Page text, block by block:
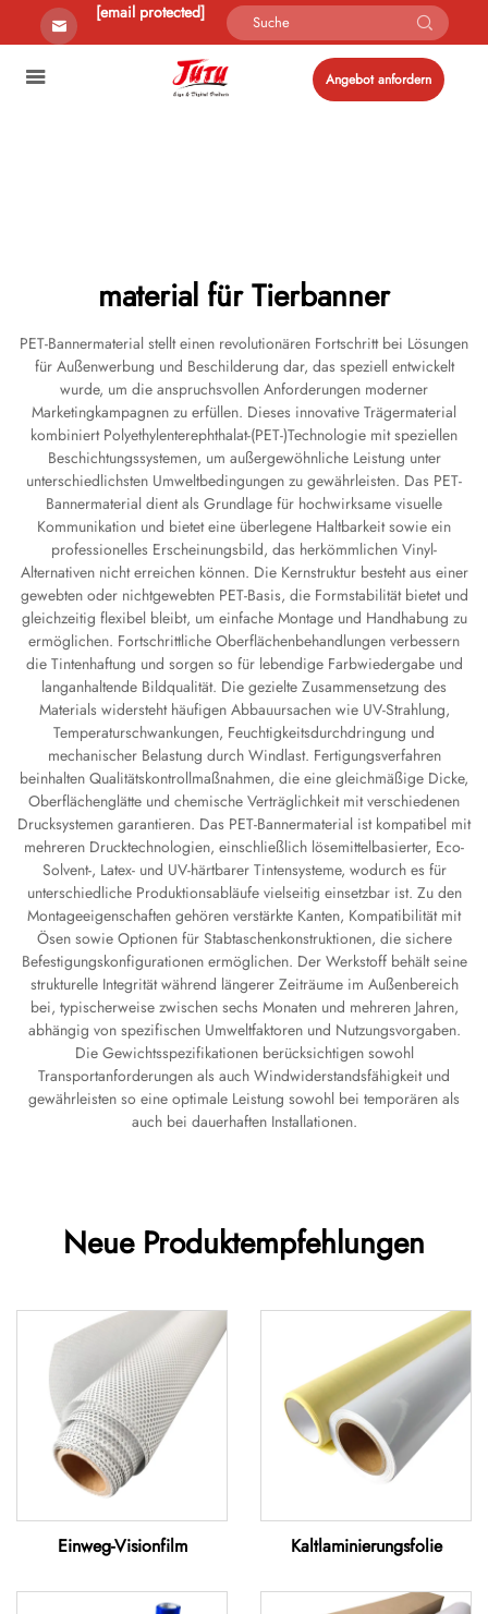
[email protected]
Angebot anfordern
material für Tierbanner
PET-Bannermaterial stellt einen revolutionären Fortschritt bei Lösungen
für Außenwerbung und Beschilderung dar, das speziell entwickelt
wurde, um die anspruchsvollen Anforderungen moderner
Marketingkampagnen zu erfüllen. Dieses innovative Trägermaterial
kombiniert Polyethylenterephthalat-(PET-)Technologie mit speziellen
Beschichtungssystemen, um außergewöhnliche Leistung unter
unterschiedlichsten Umweltbedingungen zu gewährleisten. Das PET-
Bannermaterial dient als Grundlage für hochwirksame visuelle
Kommunikation und bietet eine überlegene Haltbarkeit sowie ein
professionelles Erscheinungsbild, das herkömmlichen Vinyl-
Alternativen nicht erreichen können. Die Kernstruktur besteht aus einer
gewebten oder nichtgewebten PET-Basis, die Formstabilität bietet und
gleichzeitig flexibel bleibt, um einfache Montage und Handhabung zu
ermöglichen. Fortschrittliche Oberflächenbehandlungen verbessern
die Tintenhaftung und sorgen so für lebendige Farbwiedergabe und
langanhaltende Bildqualität. Die gezielte Zusammensetzung des
Materials widersteht häufigen Abbauursachen wie UV-Strahlung,
Temperaturschwankungen, Feuchtigkeitsdurchdringung und
mechanischer Belastung durch Windlast. Fertigungsverfahren
beinhalten Qualitätskontrollmaßnahmen, die eine gleichmäßige Dicke,
Oberflächenglätte und chemische Verträglichkeit mit verschiedenen
Drucksystemen garantieren. Das PET-Bannermaterial ist kompatibel mit
mehreren Drucktechnologien, einschließlich lösemittelbasierter, Eco-
Solvent-, Latex- und UV-härtbarer Tintensysteme, wodurch es für
unterschiedliche Produktionsabläufe vielseitig einsetzbar ist. Zu den
Montageeigenschaften gehören verstärkte Kanten, Kompatibilität mit
Ösen sowie Optionen für Stabtaschenkonstruktionen, die sichere
Befestigungskonfigurationen ermöglichen. Der Werkstoff behält seine
strukturelle Integrität während längerer Zeiträume im Außenbereich
bei, typischerweise zwischen sechs Monaten und mehreren Jahren,
abhängig von spezifischen Umweltfaktoren und Nutzungsvorgaben.
Die Gewichtsspezifikationen berücksichtigen sowohl
Transportanforderungen als auch Windwiderstandsfähigkeit und
gewährleisten so eine optimale Leistung sowohl bei temporären als
auch bei dauerhaften Installationen.
Neue Produktempfehlungen
Einweg-Visionfilm Kaltlaminierungsfolie